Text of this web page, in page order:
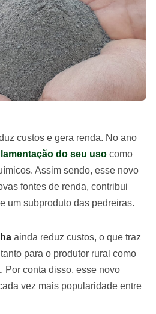
custos e gera renda. No ano
do seu uso como
Assim sendo, esse novo
fontes de renda, contribui
um subproduto das pedreiras.
ainda reduz custos, o que traz
para o produtor rural como
Por conta disso, esse novo
vez mais popularidade entre